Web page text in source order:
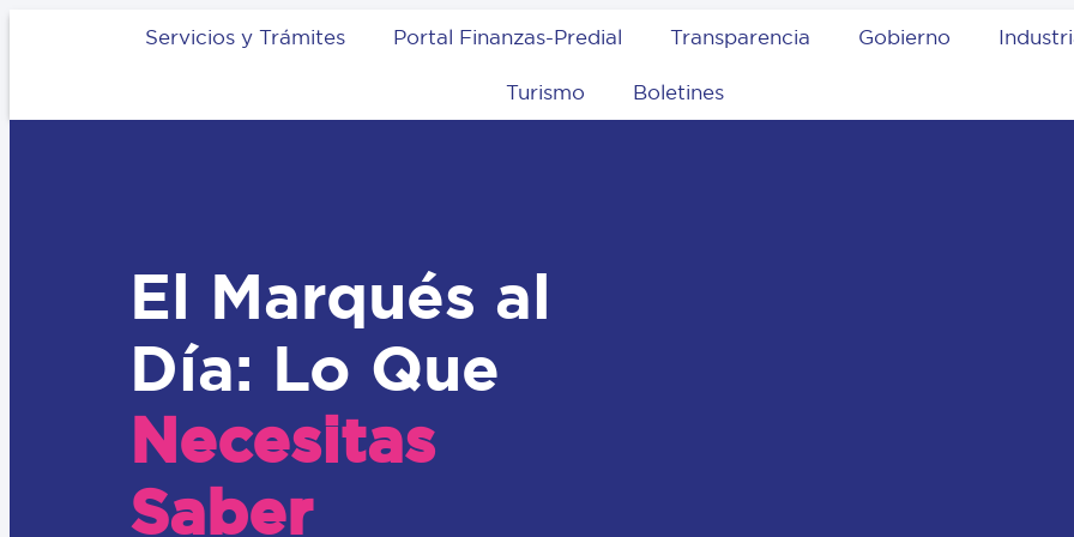
Servicios y Trámites Portal Finanzas-Predial Transparencia Gobierno
Turismo Boletines
El Marqués al
Día: Lo Que
Necesitas
Saber